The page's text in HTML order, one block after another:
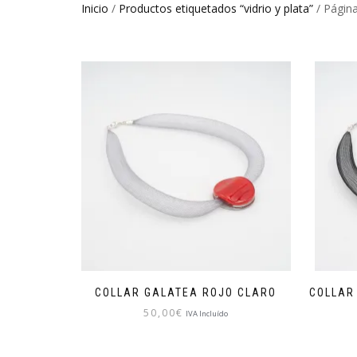
Inicio / Productos etiquetados “vidrio y plata” /
COLLAR GALATEA ROJO CLARO
50,00€ IVA Incluído